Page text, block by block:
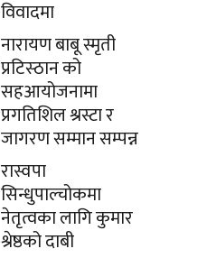
विवादमा
नारायण बाबू स्मृती
प्रटिस्ठान को
सहआयोजनामा
प्रगतिशिल श्रस्टा र
जागरण सम्मान सम्पन्न
रास्वपा
सिन्धुपाल्चोकमा
नेतृत्वका लागि कुमार
श्रेष्ठको दाबी